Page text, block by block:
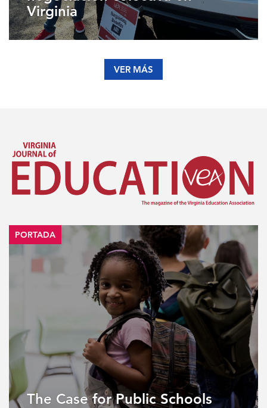
Virginia
VER MÁS
PORTADA
The Case for Public Schools